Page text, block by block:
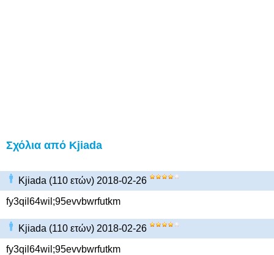
Σχόλια από Kjiada
Kjiada (110 ετών) 2018-02-26
fy3qil64wil;95evvbwrfutkm
Kjiada (110 ετών) 2018-02-26
fy3qil64wil;95evvbwrfutkm